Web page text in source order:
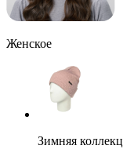
Женское
Зимняя